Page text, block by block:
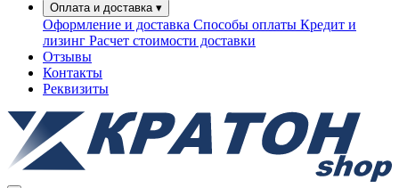
Оплата и доставка ▾
Оформление и доставка Способы оплаты Кредит и
лизинг Расчет стоимости доставки
Отзывы
Контакты
Реквизиты